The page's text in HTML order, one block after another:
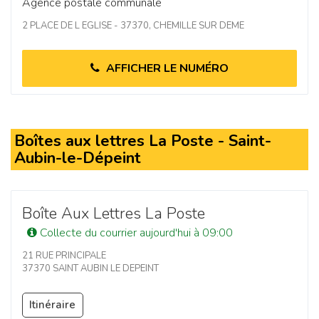
2 PLACE DE L EGLISE - 37370, CHEMILLE SUR DEME
AFFICHER LE NUMÉRO
Boîtes aux lettres La Poste - Saint-
Aubin-le-Dépeint
Boîte Aux Lettres La Poste
Collecte du courrier aujourd'hui à 09:00
21 RUE PRINCIPALE
37370 SAINT AUBIN LE DEPEINT
Itinéraire